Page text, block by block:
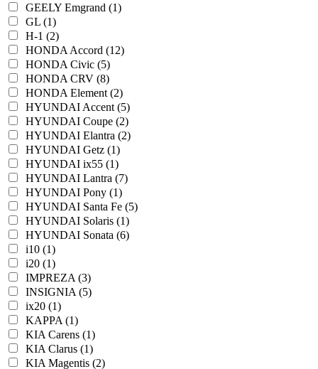
GEELY Emgrand (1)
GL (1)
H-1 (2)
HONDA Accord (12)
HONDA Civic (5)
HONDA CRV (8)
HONDA Element (2)
HYUNDAI Accent (5)
HYUNDAI Coupe (2)
HYUNDAI Elantra (2)
HYUNDAI Getz (1)
HYUNDAI ix55 (1)
HYUNDAI Lantra (7)
HYUNDAI Pony (1)
HYUNDAI Santa Fe (5)
HYUNDAI Solaris (1)
HYUNDAI Sonata (6)
i10 (1)
i20 (1)
IMPREZA (3)
INSIGNIA (5)
ix20 (1)
KAPPA (1)
KIA Carens (1)
KIA Clarus (1)
KIA Magentis (2)